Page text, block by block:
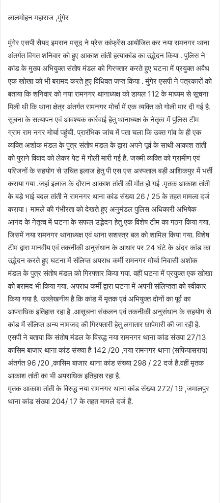
लालमोहन महाराज ,मुंगेर
मुंगेर एसपी सैयद इमरान मसूद ने प्रेस कांफ्रेंस आयोजित कर नया रामनगर थाना
अंतर्गत विगत शनिवार को हुए आकाश तांती हत्याकांड का उद्भेदन किया . पुलिस ने
कांड के मुख्य अभियुक्त संतोष मंडल को गिरफ्तार करते हुए घटना में प्रयुक्त अवैध
एक खोखा को भी बरामद करते हुए विधिवत जप्त किया . मुंगेर एसपी ने पत्रकारों को
बताया कि शनिवार को नया रामनगर थानाध्यक्ष को डायल 112 के माध्यम से सूचना
मिली थी कि थाना क्षेत्र अंतर्गत रामनगर मोर्चा में एक व्यक्ति को गोली मार दी गई है.
सूचना के सत्यापन एवं आवश्यक कार्रवाई हेतु थानाध्यक्ष के नेतृत्व में पुलिस टीम
ग्राम राम नगर मोर्चा पहुंची. प्रारंभिक जांच में पता चला कि उक्त गांव के ही एक
व्यक्ति अशोक मंडल के पुत्र संतोष मंडल के द्वारा अपने पूर्व के साथी आकाश तांती
को पुराने विवाद को लेकर पेट में गोली मारी गई है. जख्मी व्यक्ति को ग्रामीण एवं
परिजनों के सहयोग से उचित इलाज हेतु पी एस एस अस्पताल बड़ी आशिकपुर में भर्ती
कराया गया .जहां इलाज के दौरान आकाश तांती की मौत हो गई .मृतक आकाश तांती
के बड़े भाई बदल तांती ने रामनगर थाना कांड संख्या 26 / 25 के तहत मामला दर्ज
कराया। मामले की गंभीरता को देखते हुए अनुमंडल पुलिस अधिकारी अभिषेक
आनंद के नेतृत्व में घटना के सफल उद्भेदन हेतु एक विशेष टीम का गठन किया गया.
जिसमें नया रामनगर थानाध्यक्ष एवं थाना सशस्त्र बल को शामिल किया गया. विशेष
टीम द्वारा मानवीय एवं तकनीकी अनुसंधान के आधार पर 24 घंटे के अंदर कांड का
उद्भेदन करते हुए घटना में संलिप्त अपराध कर्मी रामनगर मोर्चा निवासी अशोक
मंडल के पुत्र संतोष मंडल को गिरफ्तार किया गया. वहीं घटना में प्रयुक्त एक खोखा
को बरामद भी किया गया. अपराध कर्मी द्वारा घटना में अपनी संलिप्तता को स्वीकार
किया गया है. उल्लेखनीय है कि कांड में मृतक एवं अभियुक्त दोनों का पूर्व का
आपराधिक इतिहास रहा है .आसूचना संकलन एवं तकनीकी अनुसंधान के सहयोग से
कांड में संलिप्त अन्य नामजद की गिरफ्तारी हेतु लगातार छापेमारी की जा रही है.
एसपी ने बताया कि संतोष मंडल के विरुद्ध नया रामनगर थाना कांड संख्या 27/13
कासिम बाजार थाना कांड संख्या है 142 /20 ,नया रामनगर थाना (सफियासराय)
अंतर्गत 96 /20 ,कासिम बाजार थाना कांड संख्या 298 / 22 दर्ज है.वहीं मृतक
आकाश तांती का भी अपराधिक इतिहास रहा है.
मृतक आकाश तांती के विरुद्ध नया रामनगर थाना कांड संख्या 272/ 19 ,जमालपुर
थाना कांड संख्या 204/ 17 के तहत मामले दर्ज हैं.